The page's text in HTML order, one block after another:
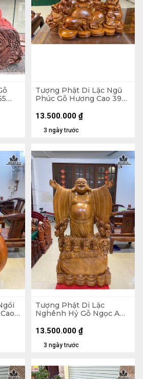
Tượng Phật Di Lặc Ngũ
Phúc Gỗ Hương Cao 39
3 ngày trước
13.500.000 ₫
Tượng Phật Di Lặc
Nghênh Hỷ Gỗ Ngọc Am
(cm)
3 ngày trước
13.500.000 ₫